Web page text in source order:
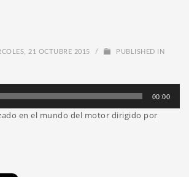
21 OCTUBRE 2015 /
PUBLISHED IN
00:00
en el mundo del motor dirigido por